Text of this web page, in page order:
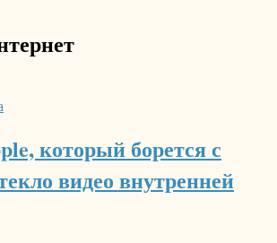
который борется с
видео внутренней